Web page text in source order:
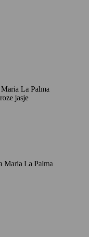
La Palma
jasje